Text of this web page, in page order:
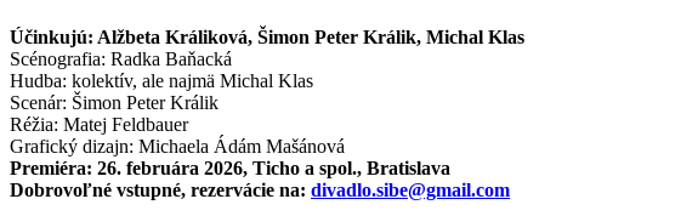
Účinkujú: Alžbeta Králiková, Šimon Peter Králik, Michal Klas
Scénografia: Radka Baňacká
Hudba: kolektív, ale najmä Michal Klas
Scenár: Šimon Peter Králik
Réžia: Matej Feldbauer
Grafický dizajn: Michaela Ádám Mašánová
Premiéra: 26. februára 2026, Ticho a spol., Bratislava
Dobrovoľné vstupné, rezervácie na: divadlo.sibe@gmail.com